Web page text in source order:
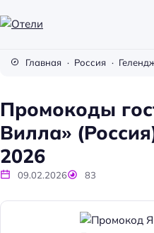
и
Главная Россия
Промокоды
Вилла»
2026
09.02.2026 83